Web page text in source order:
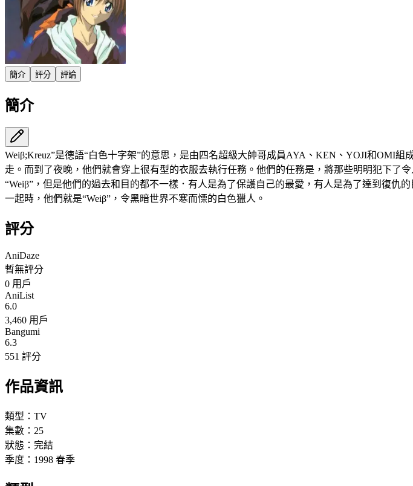
簡介 評分 評論
簡介
Weiβ;Kreuz”是德語“白色十字架”的意思，是由四名超級大帥哥成員AYA、KEN、YOJI和OMI
走。而到了夜晚，他們就會穿上很有型的衣服去執行任務。他們的任務是，將那些明明犯下了
“Weiβ”，但是他們的過去和目的都不一樣．有人是為了保護自己的最愛，有人是為了達到復
一起時，他們就是“Weiβ”，令黑暗世界不寒而慄的白色獵人。
評分
AniDaze
暫無評分
0 用戶
AniList
6.0
3,460 用戶
Bangumi
6.3
551 評分
作品資訊
類型： TV
集數： 25
狀態： 完結
季度： 1998 春季